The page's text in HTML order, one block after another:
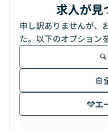
求人が見
申し訳ありませんが、
た。以下のオプション
エ